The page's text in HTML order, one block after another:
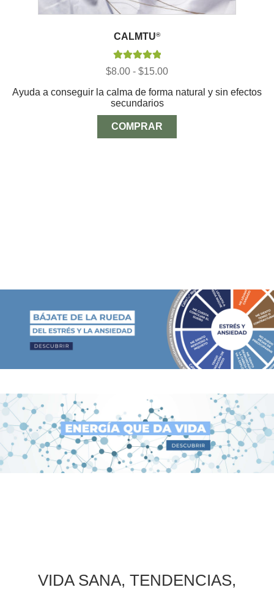
CALMTU®
Valorado con
$8.00 - $15.00Rango
precios:
$8.00
$15.00
Ayuda a conseguir la calma de forma natural y sin efectos
secundarios
COMPRAR
VIDA SANA, TENDENCIAS,